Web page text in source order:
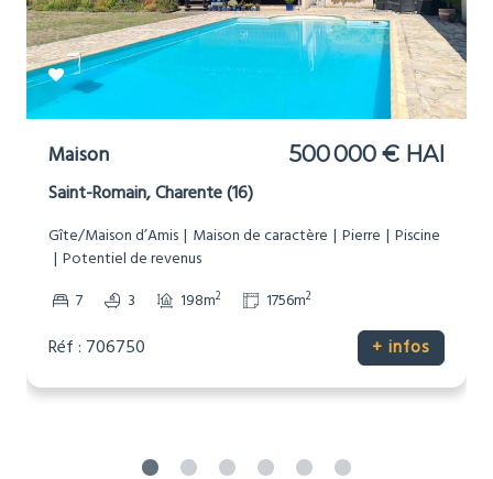
Maison de Campagne 355 100 € HAI
Saint Privat en Périgord, Dordogne (24)
Gîte/Maison d’Amis
Maison de caractère
Non-mitoyenne Piscine
6
4 218m2 1490m
Réf : 706751 + infos